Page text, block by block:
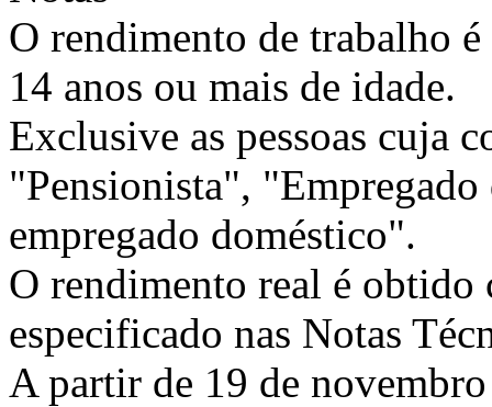
O rendimento de trabalho é
14 anos ou mais de idade.
Exclusive as pessoas cuja
"Pensionista",
empregado doméstico".
O rendimento real é
especificado nas Notas
A partir de 19 de